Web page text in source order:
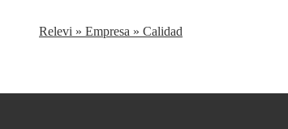
Relevi » Empresa » Calidad